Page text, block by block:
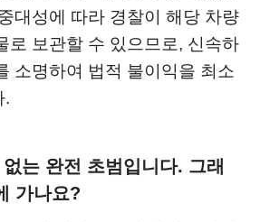
대성에 따라 경찰이 해당 차량
로 보관할 수 있으므로, 신속하
소명하여 법적 불이익을 최소
.
는 완전 초범입니다. 그래
가나요?